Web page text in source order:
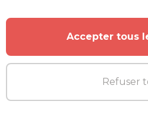
PLUS DE L'AUTEUR
Accepter tous
Refuser